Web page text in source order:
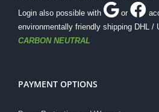
Login also possible with
or
environmentally friendly shipping DHL /
CARBON NEUTRAL
PAYMENT OPTIONS